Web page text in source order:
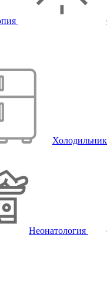
Неонатология